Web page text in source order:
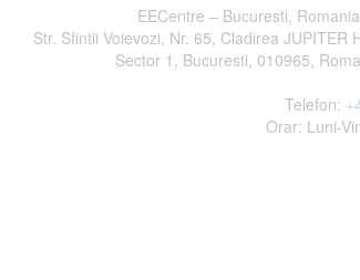
EECentre – Bucuresti, Romania
Str. Sfintii Voievozi, Nr. 65, Cladirea JUPITER
Sector 1, Bucuresti, 010965,
Telefon:
Orar: Luni-